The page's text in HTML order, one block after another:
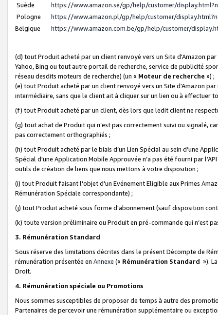
Suède
https://www.amazon.se/gp/help/customer/
Pologne
https://www.amazon.pl/gp/help/customer/
Belgique
https://www.amazon.com.be/gp/help/customer/
(d) tout Produit acheté par un client renvoyé vers un Site d'Amazon
Yahoo, Bing ou tout autre portail de recherche, service de publicité
réseau desdits moteurs de recherche) (un « Moteur de recherche ») ;
(e) tout Produit acheté par un client renvoyé vers un Site d'Amazon
intermédiaire, sans que le client ait à cliquer sur un lien ou à
(f) tout Produit acheté par un client, dès lors que ledit client ne
(g) tout achat de Produit qui n’est pas correctement suivi ou signalé,
pas correctement orthographiés ;
(h) tout Produit acheté par le biais d’un Lien Spécial au sein d’une
Spécial d'une Application Mobile Approuvée n’a pas été fourni par
outils de création de liens que nous mettons à votre disposition ;
(i) tout Produit faisant l'objet d'un Evénement Eligible aux Primes
Rémunération Spéciale correspondante) ;
(j) tout Produit acheté sous forme d'abonnement (sauf disposition
(k) toute version préliminaire ou Produit en pré-commande qui n’est
3. Rémunération Standard
Sous réserve des limitations décrites dans le présent Décompte de
rémunération présentée en Annexe (« Rémunération Standard »).
Droit.
4. Rémunération spéciale ou Promotions
Nous sommes susceptibles de proposer de temps à autre des
Partenaires de percevoir une rémunération supplémentaire ou